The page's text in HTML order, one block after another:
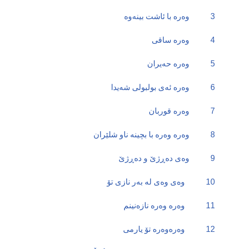
3 وەرە با ئاشت بینەوە
4 وەرە ساقی
5 وەرە حەیران
6 وەرە ئەی بولبولی شەیدا
7 وەرە قوربان
8 وەرە وەرە با بچینە ناو شلێران
9 وەی دەڕژێ و دەڕژێ
10 وەی وەی لە بەر نازی تۆ
11 وەرە وەرە نازەنینم
12 وەرەوەرە تۆ یارمی